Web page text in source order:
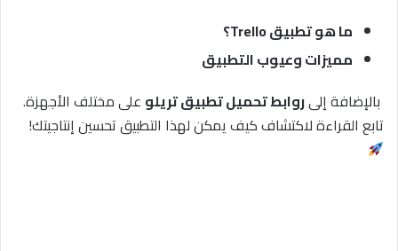
ما هو تطبيق Trello؟
مميزات وعيوب التطبيق
بالإضافة إلىروابط تحميل تطبيق تريلو على مختلف الأجهزة.
تابع القراءة لاكتشاف كيف يمكن لهذا التطبيق تحسين إنتاجيتك!